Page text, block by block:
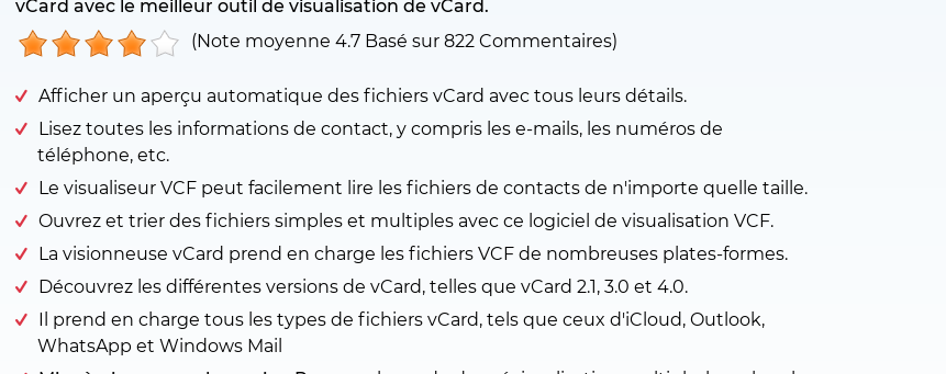
vCard avec le meilleur outil de visualisation de vCard.
(Note moyenne 4.7 Basé sur 822 Commentaires)
Afficher un aperçu automatique des fichiers vCard avec tous leurs détails.
Lisez toutes les informations de contact, y compris les e-mails, les numéros de
téléphone, etc.
Le visualiseur VCF peut facilement lire les fichiers de contacts de n'importe quelle taille.
Ouvrez et trier des fichiers simples et multiples avec ce logiciel de visualisation VCF.
La visionneuse vCard prend en charge les fichiers VCF de nombreuses plates-formes.
Découvrez les différentes versions de vCard, telles que vCard 2.1, 3.0 et 4.0.
Il prend en charge tous les types de fichiers vCard, tels que ceux d'iCloud, Outlook,
WhatsApp et Windows Mail